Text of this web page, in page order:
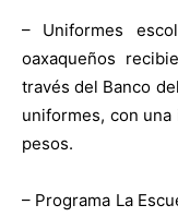
– Uniformes
oaxaqueños
través del Banco
uniformes, con
pesos.
– Programa La